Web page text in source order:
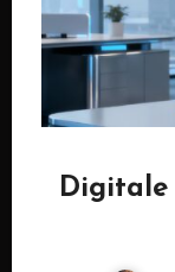
Digitale